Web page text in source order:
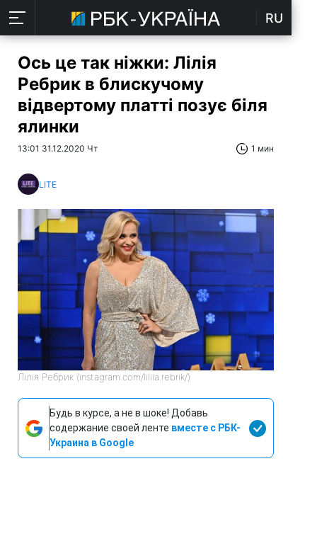
RU
Ось це так ніжки: Лілія
Ребрик в блискучому
відвертому платті позує біля
ялинки
13:01 31.12.2020 Чт 1 мин
LITE
Лілія Ребрик (instagram.com/liliia.rebrik/)
Будь в курсе, а не в шоке! Добавь
содержание своей ленте вместе с РБК-
Украина в Google